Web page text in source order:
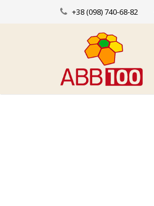
+38 (098) 740-68-82